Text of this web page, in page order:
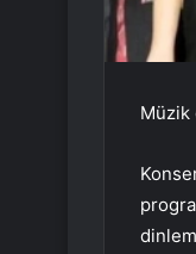
Müzik